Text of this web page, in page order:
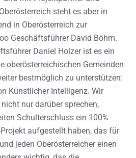
steht es aber in
in Oberösterreich zur
Geschäftsführer David Böhm.
Daniel Holzer ist es ein
oberösterreichischen Gemeinden
bestmöglich zu unterstützen:
Künstlicher Intelligenz. Wir
nur darüber sprechen,
Schulterschluss ein 100%
aufgestellt haben, das für
jeden Oberösterreicher einen